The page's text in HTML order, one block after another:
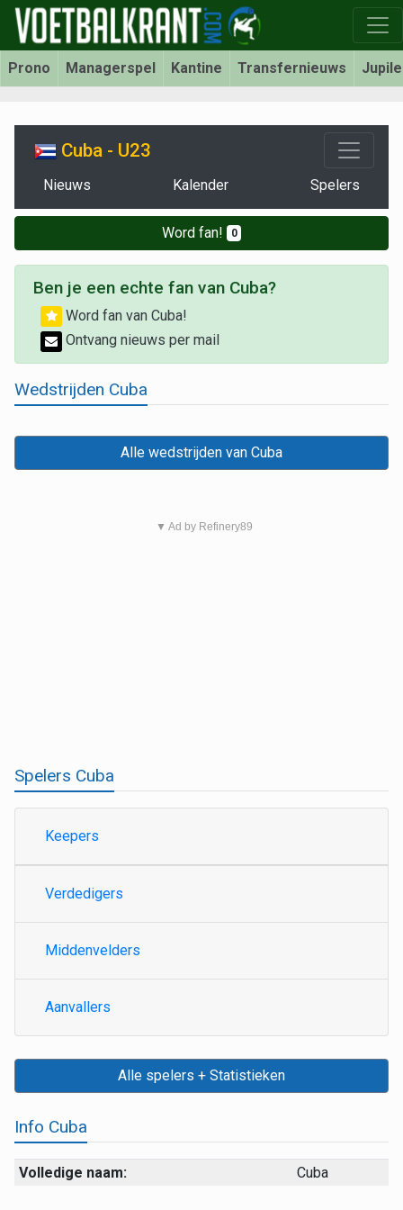
Prono Managerspel Kantine Transfernieuws
Cuba - U23
Nieuws Kalender Spelers
Word fan! 0
Ben je een echte fan van Cuba?
Word fan van Cuba!
Ontvang nieuws per mail
Wedstrijden Cuba
Alle wedstrijden van Cuba
▼ Ad by Refinery89
Spelers Cuba
Keepers
Verdedigers
Middenvelders
Aanvallers
Alle spelers + Statistieken
Info Cuba
Volledige naam: Cuba